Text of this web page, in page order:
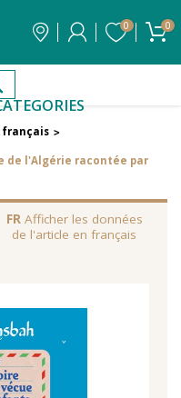
0 0
français >
de l'Algérie racontée par
FRAfficher les données
de l'article en français